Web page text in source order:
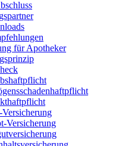
für Apotheker
Versicherung